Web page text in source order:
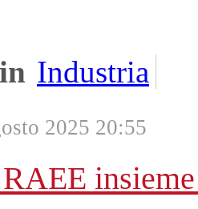
Industria
2025 20:55